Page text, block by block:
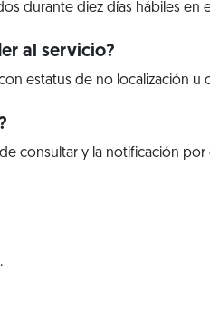
durante diez días hábiles en
al servicio?
estatus de no localización u
consultar y la notificación